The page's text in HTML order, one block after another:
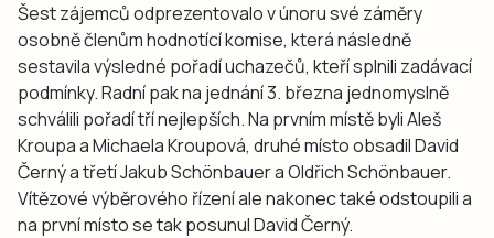
Šest zájemců odprezentovalo v únoru své záměry
osobně členům hodnotící komise, která následně
sestavila výsledné pořadí uchazečů, kteří splnili zadávací
podmínky. Radní pak na jednání 3. března jednomyslně
schválili pořadí tří nejlepších. Na prvním místě byli Aleš
Kroupa a Michaela Kroupová, druhé místo obsadil David
Černý a třetí Jakub Schönbauer a Oldřich Schönbauer.
Vítězové výběrového řízení ale nakonec také odstoupili a
na první místo se tak posunul David Černý.